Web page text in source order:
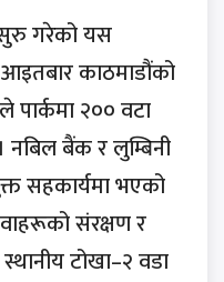
गरेको यस
काठमाडौंको
पार्कमा २०० वटा
नबिल बैंक र लुम्बिनी
सहकार्यमा भएको
संरक्षण र
टोखा–२ वडा